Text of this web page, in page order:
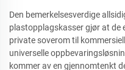
Den bemerkelsesverdige
plastopplagskasser gjør at de
private soverom til
universelle
kommer av en gjennomtenkt